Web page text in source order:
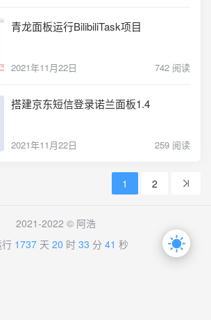
青龙面板运行BilibiliTask项目
2021年11月22日 742 阅读
搭建京东短信登录诺兰面板1.4
2021年11月22日 259 阅读
1 2
2021-2022 © 阿浩
1737 天 20 时 33 分 41 秒